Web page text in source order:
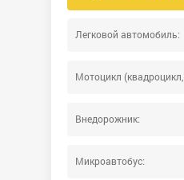
Легковой автомобиль:
Мотоцикл (квадроцикл,
Внедорожник:
Микроавтобус: